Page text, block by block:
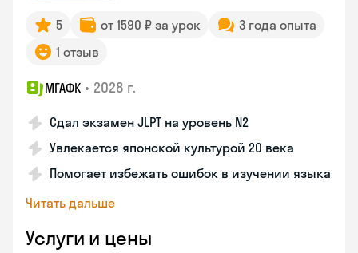
5 от 1590 ₽ за урок
3 года опыта
1 отзыв
МГАФК • 2028 г.
Сдал экзамен JLPT на уровень N2
Увлекается японской культурой 20 века
Помогает избежать ошибок в изучении языка
Читать дальше
Услуги и цены